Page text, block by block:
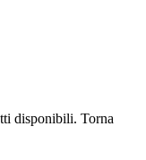
disponibili. Torna